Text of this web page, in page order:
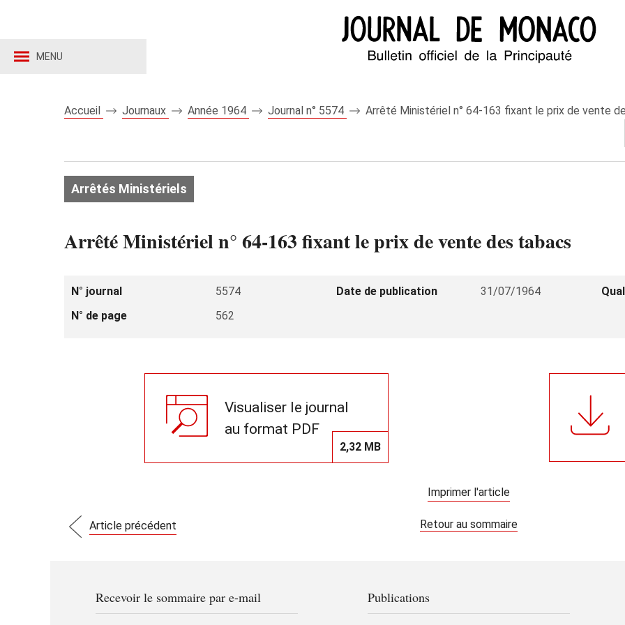
MENU
Accueil Journaux Année 1964 Journal n° 5574 Arrêté Ministériel n° 64-163 fixant le prix de vente
Arrêtés Ministériels
Arrêté Ministériel n° 64-163 fixant le prix de vente des tabacs
N° journal 5574 Date de publication 31/07/1964
N° de page
562
Visualiser le journal
au format PDF
2,32 MB
Imprimer l'article
Article précédent Retour au sommaire
Recevoir le sommaire par e-mail Publications